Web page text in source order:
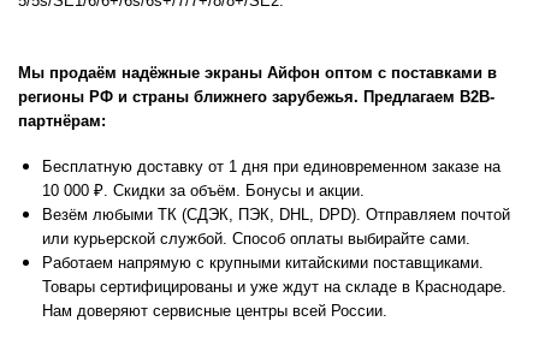
Мы продаём надёжные экраны Айфон оптом с поставками в
регионы РФ и страны ближнего зарубежья. Предлагаем В2В-
партнёрам:
Бесплатную доставку от 1 дня при единовременном заказе на
10 000 ₽. Скидки за объём. Бонусы и акции.
Везём любыми ТК (СДЭК, ПЭК, DHL, DPD). Отправляем почтой
или курьерской службой. Способ оплаты выбирайте сами.
Работаем напрямую с крупными китайскими поставщиками.
Товары сертифицированы и уже ждут на складе в Краснодаре.
Нам доверяют сервисные центры всей России.